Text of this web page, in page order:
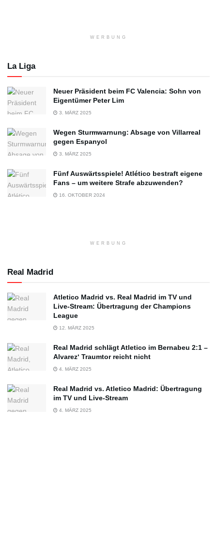
WERBUNG
La Liga
Neuer Präsident beim FC Valencia: Sohn von
Eigentümer Peter Lim
3. MÄRZ 2025
Wegen Sturmwarnung: Absage von Villarreal
gegen Espanyol
3. MÄRZ 2025
Fünf Auswärtsspiele! Atlético bestraft eigene
Fans – um weitere Strafe abzuwenden?
16. OKTOBER 2024
WERBUNG
Real Madrid
Atletico Madrid vs. Real Madrid im TV und
Live-Stream: Übertragung der Champions
League
12. MÄRZ 2025
Real Madrid schlägt Atletico im Bernabeu 2:1 –
Alvarez‘ Traumtor reicht nicht
4. MÄRZ 2025
Real Madrid vs. Atletico Madrid: Übertragung
im TV und Live-Stream
4. MÄRZ 2025